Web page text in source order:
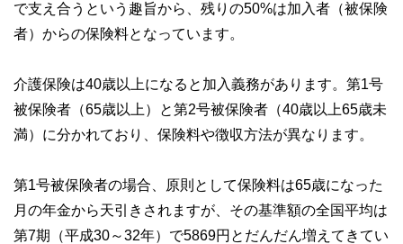
で支え合うという趣旨から、残りの50%は加入者（被保険
者）からの保険料となっています。
介護保険は40歳以上になると加入義務があります。第1号
被保険者（65歳以上）と第2号被保険者（40歳以上65歳未
満）に分かれており、保険料や徴収方法が異なります。
第1号被保険者の場合、原則として保険料は65歳になった
月の年金から天引きされますが、その基準額の全国平均は
第7期（平成30～32年）で5869円とだんだん増えてきてい